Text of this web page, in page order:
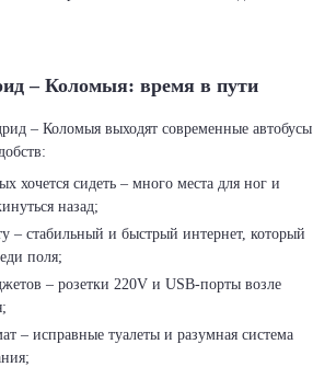
– Коломыя: время в пути
– Коломыя выходят современные автобусы
хочется сидеть – много места для ног и
назад;
– стабильный и быстрый интернет, который
поля;
– розетки 220V и USB-порты возле
– исправные туалеты и разумная система